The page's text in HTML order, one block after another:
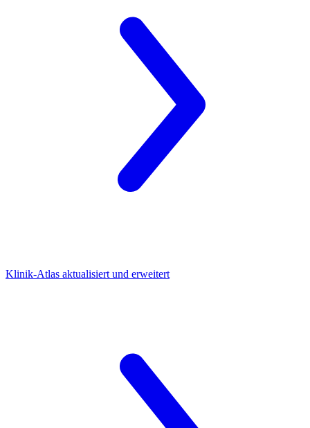
Klinik-Atlas aktualisiert und erweitert